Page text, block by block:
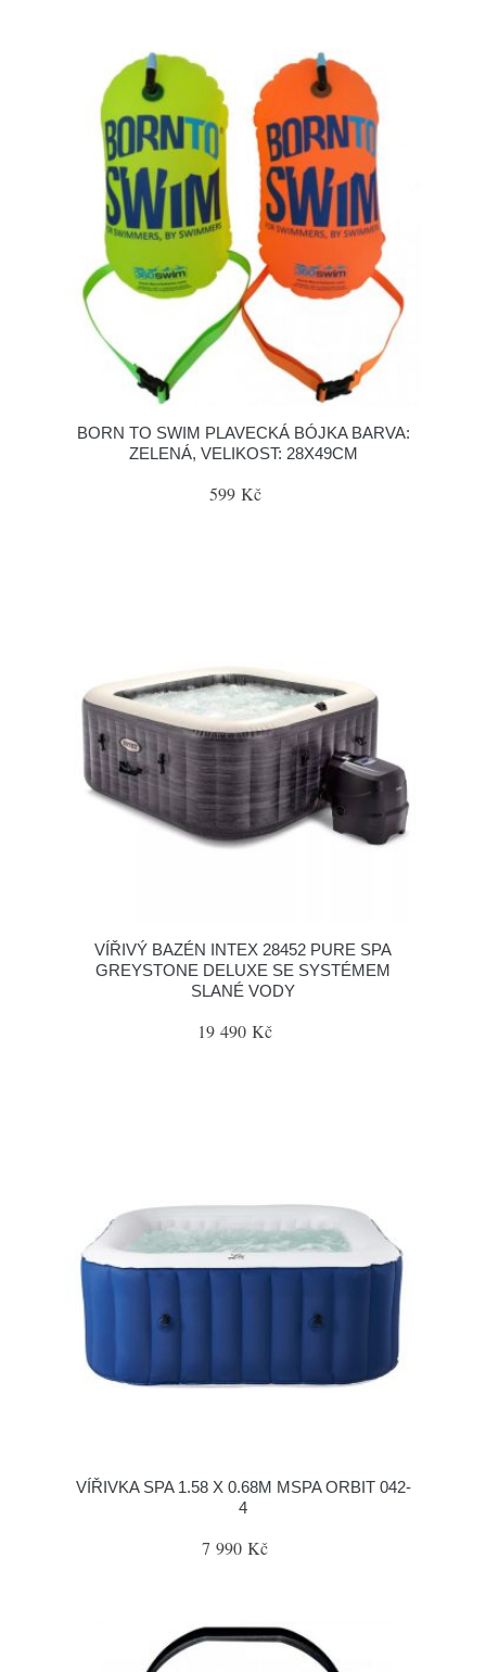
BORN TO SWIM PLAVECKÁ BÓJKA BARVA:
ZELENÁ, VELIKOST: 28X49CM
599 Kč
VÍŘIVÝ BAZÉN INTEX 28452 PURE SPA
GREYSTONE DELUXE SE SYSTÉMEM
SLANÉ VODY
19 490 Kč
VÍŘIVKA SPA 1.58 X 0.68M MSPA ORBIT 042-
4
7 990 Kč